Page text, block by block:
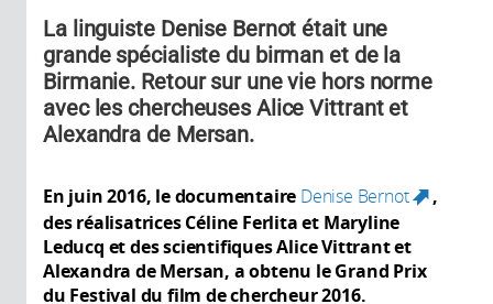
La linguiste Denise Bernot était une
grande spécialiste du birman et de la
Birmanie. Retour sur une vie hors norme
avec les chercheuses Alice Vittrant et
Alexandra de Mersan.
En juin 2016, le documentaire Denise Bernot
(link
,
des réalisatrices Céline Ferlita et Maryline
Leducq et des scientifiques Alice Vittrant et
Alexandra de Mersan, a obtenu le Grand Prix
du Festival du film de chercheur 2016.